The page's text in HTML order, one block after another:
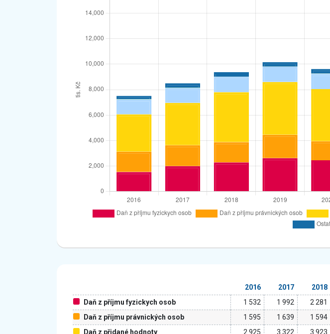
2016 2017 2018
Daň z příjmu fyzickych osob
1 532 1 992 2 281
Daň z příjmu právnických osob
1 595 1 639 1 594
Daň z přidané hodnoty
2 925 3 322 3 923